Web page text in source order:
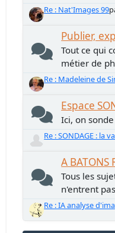
Re : Nat'Images 99
Publier,
Tout ce qui
métier de
Re : Madeleine de
Espace
Ici, on
Re : SONDAGE : la
A BATONS
Tous les
n'entrent
Re : IA analyse